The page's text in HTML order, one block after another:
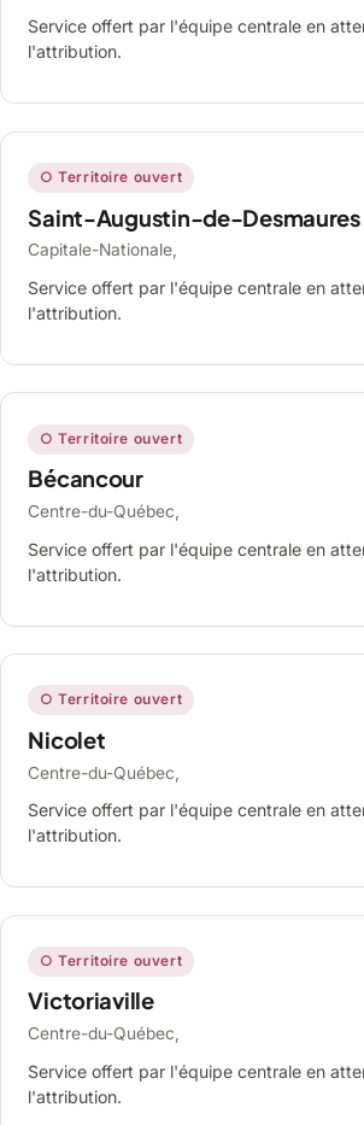
Service offert par l'équipe centrale en
l'attribution.
○ Territoire ouvert
Saint-Augustin-de-Desmaures
Capitale-Nationale,
Service offert par l'équipe centrale en
l'attribution.
○ Territoire ouvert
Bécancour
Centre-du-Québec,
Service offert par l'équipe centrale en
l'attribution.
○ Territoire ouvert
Nicolet
Centre-du-Québec,
Service offert par l'équipe centrale en
l'attribution.
○ Territoire ouvert
Victoriaville
Centre-du-Québec,
Service offert par l'équipe centrale en
l'attribution.